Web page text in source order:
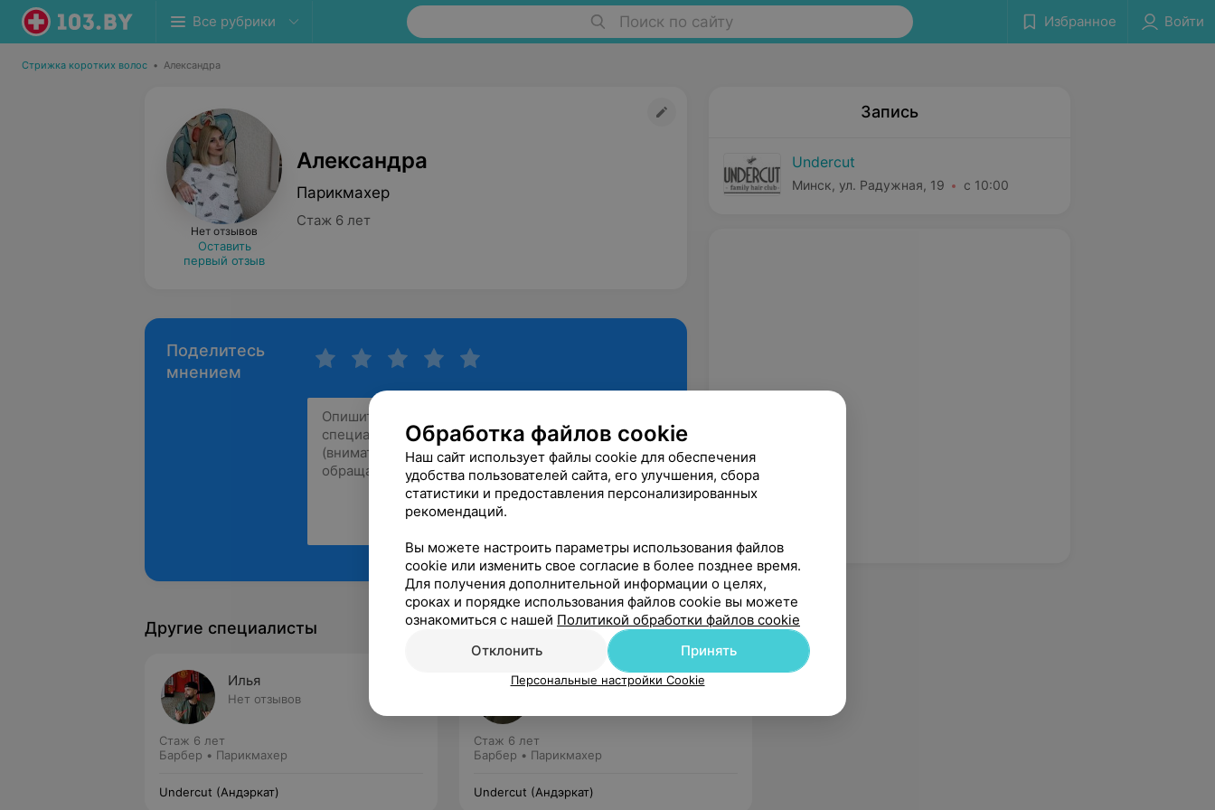
Все рубрики Поиск по сайту Избранное Войти
Стрижка коротких волос • Александра
Нет отзывов
Оставить
первый отзыв
Александра
Парикмахер
Стаж 6 лет
Поделитесь
мнением
Запись
Undercut
Минск, ул. Радужная, 19 с 10:00
Другие специалисты
Илья
Нет отзывов
Стаж 6 лет
Барбер • Парикмахер
Undercut (Андэркат)
Леон
Стаж 6 лет
Барбер • Парикмахер
Undercut (Андэркат)
Обработка файлов cookie
Наш сайт использует файлы cookie для обеспечения
удобства пользователей сайта, его улучшения, сбора
статистики и предоставления персонализированных
рекомендаций.
Вы можете настроить параметры использования файлов
cookie или изменить свое согласие в более позднее время.
Для получения дополнительной информации о целях,
сроках и порядке использования файлов cookie вы можете
ознакомиться с нашей Политикой обработки файлов cookie
Отклонить
Принять
Персональные настройки Cookie